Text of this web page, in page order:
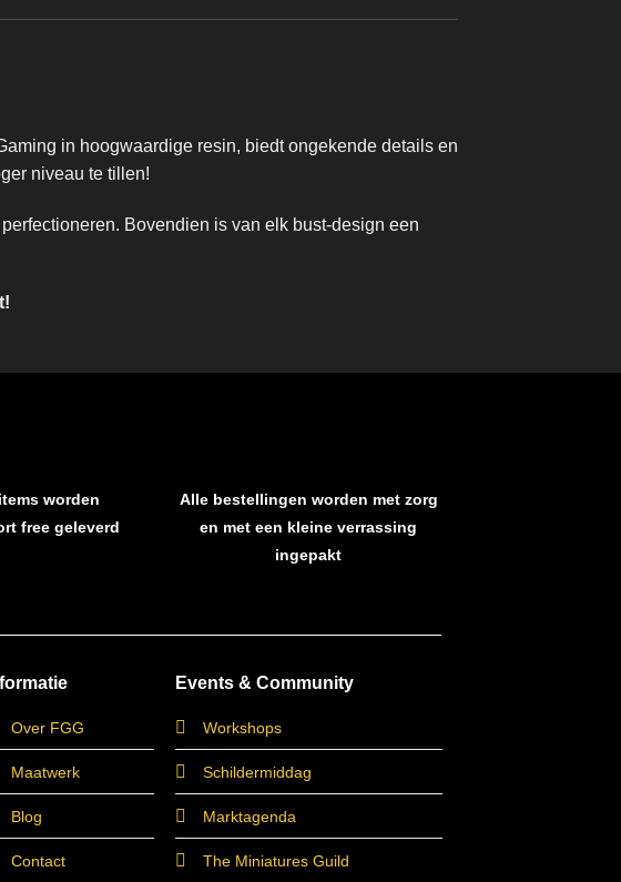
in hoogwaardige resin, biedt ongekende details en
niveau te tillen!
Bovendien is van elk bust-design een
worden
free geleverd
Alle bestellingen worden met zorg
en met een kleine verrassing
ingepakt
Over FGG
Maatwerk
Blog
Contact
Events & Community
Workshops
Schildermiddag
Marktagenda
The Miniatures Guild